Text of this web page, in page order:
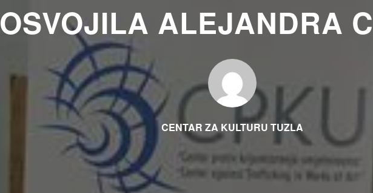
OSVOJILA ALEJANDRA
CENTAR ZA KULTURU TUZLA